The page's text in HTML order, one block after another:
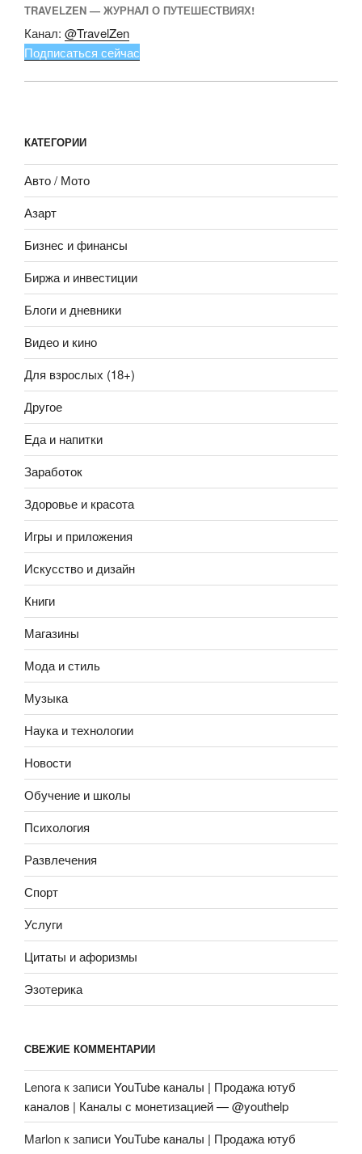
TRAVELZEN — ЖУРНАЛ О ПУТЕШЕСТВИЯХ!
Канал: @TravelZen
Подписаться сейчас
КАТЕГОРИИ
Авто / Мото
Азарт
Бизнес и финансы
Биржа и инвестиции
Блоги и дневники
Видео и кино
Для взрослых (18+)
Другое
Еда и напитки
Заработок
Здоровье и красота
Игры и приложения
Искусство и дизайн
Книги
Магазины
Мода и стиль
Музыка
Наука и технологии
Новости
Обучение и школы
Психология
Развлечения
Спорт
Услуги
Цитаты и афоризмы
Эзотерика
СВЕЖИЕ КОММЕНТАРИИ
Lenora к записиYouTube каналы | Продажа ютуб
каналов | Каналы с монетизацией — @youthelp
Marlon к записиYouTube каналы | Продажа ютуб